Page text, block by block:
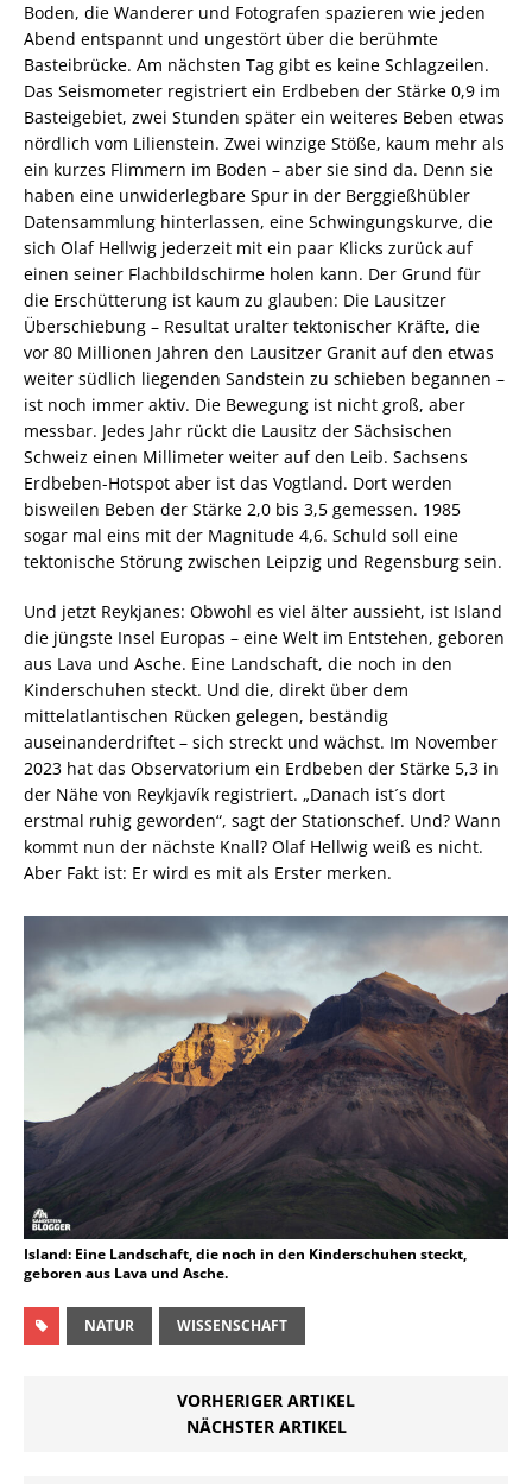
Boden, die Wanderer und Fotografen spazieren wie jeden
Abend entspannt und ungestört über die berühmte
Basteibrücke. Am nächsten Tag gibt es keine Schlagzeilen.
Das Seismometer registriert ein Erdbeben der Stärke 0,9 im
Basteigebiet, zwei Stunden später ein weiteres Beben etwas
nördlich vom Lilienstein. Zwei winzige Stöße, kaum mehr als
ein kurzes Flimmern im Boden – aber sie sind da. Denn sie
haben eine unwiderlegbare Spur in der Berggießhübler
Datensammlung hinterlassen, eine Schwingungskurve, die
sich Olaf Hellwig jederzeit mit ein paar Klicks zurück auf
einen seiner Flachbildschirme holen kann. Der Grund für
die Erschütterung ist kaum zu glauben: Die Lausitzer
Überschiebung – Resultat uralter tektonischer Kräfte, die
vor 80 Millionen Jahren den Lausitzer Granit auf den etwas
weiter südlich liegenden Sandstein zu schieben begannen –
ist noch immer aktiv. Die Bewegung ist nicht groß, aber
messbar. Jedes Jahr rückt die Lausitz der Sächsischen
Schweiz einen Millimeter weiter auf den Leib. Sachsens
Erdbeben-Hotspot aber ist das Vogtland. Dort werden
bisweilen Beben der Stärke 2,0 bis 3,5 gemessen. 1985
sogar mal eins mit der Magnitude 4,6. Schuld soll eine
tektonische Störung zwischen Leipzig und Regensburg sein.
Und jetzt Reykjanes: Obwohl es viel älter aussieht, ist Island
die jüngste Insel Europas – eine Welt im Entstehen, geboren
aus Lava und Asche. Eine Landschaft, die noch in den
Kinderschuhen steckt. Und die, direkt über dem
mittelatlantischen Rücken gelegen, beständig
auseinanderdriftet – sich streckt und wächst. Im November
2023 hat das Observatorium ein Erdbeben der Stärke 5,3 in
der Nähe von Reykjavík registriert. „Danach ist´s dort
erstmal ruhig geworden“, sagt der Stationschef. Und? Wann
kommt nun der nächste Knall? Olaf Hellwig weiß es nicht.
Aber Fakt ist: Er wird es mit als Erster merken.
Island: Eine Landschaft, die noch in den Kinderschuhen steckt,
geboren aus Lava und Asche.
NATUR WISSENSCHAFT
VORHERIGER ARTIKEL
NÄCHSTER ARTIKEL